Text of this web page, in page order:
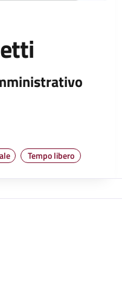
Tempo libero